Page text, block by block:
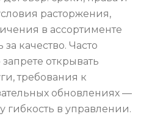
расторжения,
в ассортименте
за качество. Часто
открывать
требования к
обновлениях —
гибкость в управлении.